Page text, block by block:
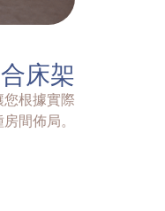
床架
根據實際
間佈局。